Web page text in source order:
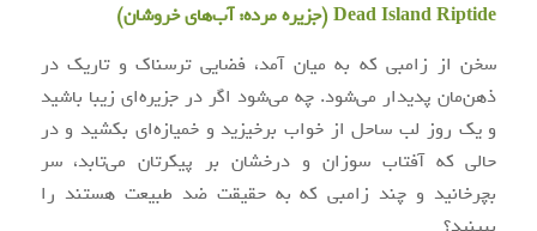
Dead Island Riptide ( جزیره مرده: آب‌های خروشان)
سخن از زامبی که به میان آمد، فضایی ترسناک و تاریک در
ذهن‌مان پدیدار می‌شود. چه می‌شود اگر در جزیره‌ای زیبا باشید
و یک روز لب ساحل از خواب برخیزید و خمیازه‌ای بکشید و در
حالی که آفتاب سوزان و درخشان بر پیکرتان می‌تابد، سر
بچرخانید و چند زامبی که به حقیقت ضد طبیعت هستند را